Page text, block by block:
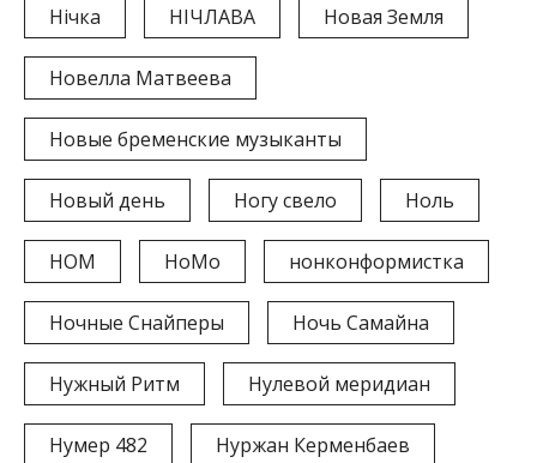
Нічка НІЧЛАВА Новая Земля
Новелла Матвеева
Новые бременские музыканты
Новый день Ногу свело Ноль
НОМ НоМо нонконформистка
Ночные Снайперы Ночь Самайна
Нужный Ритм Нулевой меридиан
Нумер 482 Нуржан Керменбаев